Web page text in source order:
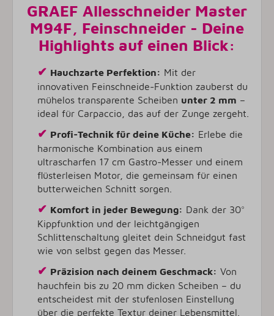
GRAEF Allesschneider Master
M94F, Feinschneider - Deine
Highlights auf einen Blick:
✔ Hauchzarte Perfektion: Mit der
innovativen Feinschneide-Funktion zauberst du
mühelos transparente Scheiben unter 2 mm –
ideal für Carpaccio, das auf der Zunge zergeht.
✔ Profi-Technik für deine Küche: Erlebe die
harmonische Kombination aus einem
ultrascharfen 17 cm Gastro-Messer und einem
flüsterleisen Motor, die gemeinsam für einen
butterweichen Schnitt sorgen.
✔ Komfort in jeder Bewegung: Dank der 30°
Kippfunktion und der leichtgängigen
Schlittenschaltung gleitet dein Schneidgut fast
wie von selbst gegen das Messer.
✔ Präzision nach deinem Geschmack: Von
hauchfein bis zu 20 mm dicken Scheiben – du
entscheidest mit der stufenlosen Einstellung
über die perfekte Textur deiner Lebensmittel.